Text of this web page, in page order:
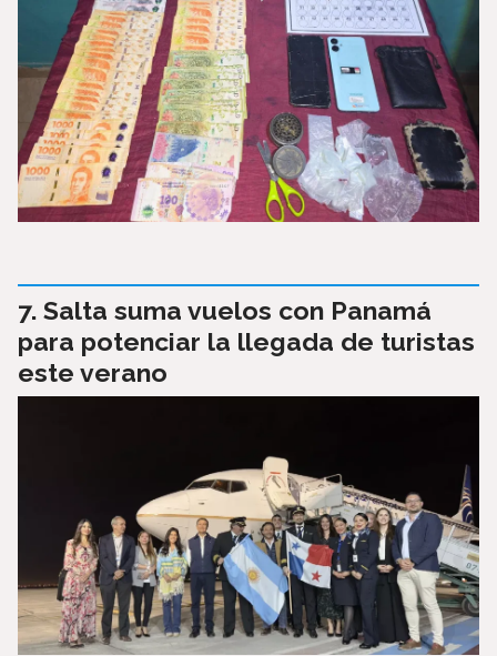
Salta suma vuelos con Panamá
para potenciar la llegada de turistas
este verano